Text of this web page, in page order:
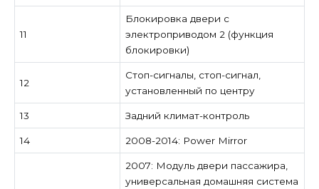
11
Блокировка двери с
электроприводом 2 (функция
блокировки)
12
Стоп-сигналы, стоп-сигнал,
установленный по центру
13 Задний климат-контроль
14 2008-2014: Power Mirror
2007: Модуль двери пассажира,
универсальная домашняя система